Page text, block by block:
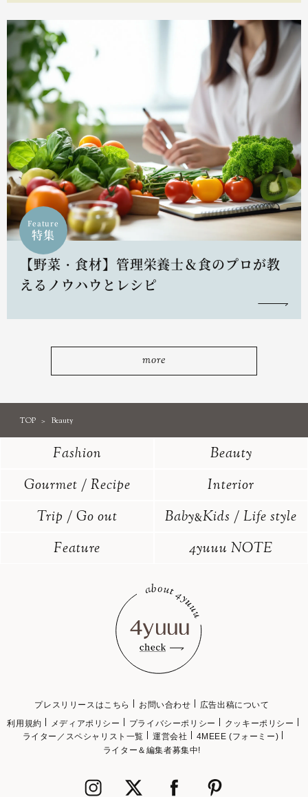
Feature
特集
【野菜・食材】管理栄養士＆食のプロが教
えるノウハウとレシピ
more
TOP Beauty
Fashion
Beauty
Gourmet / Recipe
Interior
Trip / Go out
Baby&Kids / Life style
Feature
4yuuu NOTE
プレスリリースはこちら お問い合わせ
広告出稿について
利用規約
メディアポリシー プライバシーポリシー
クッキーポリシー
ライター／スペシャリスト一覧
運営会社
4MEEE (フォーミー)
ライター＆編集者募集中!